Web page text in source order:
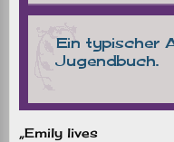
„Emily lives